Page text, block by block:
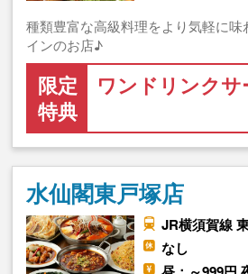
種類豊富な高級料理をより気軽に味
インのお店♪
限定
特典
ワンドリンクサ
水仙閣東戸塚店
JR横須賀線
なし